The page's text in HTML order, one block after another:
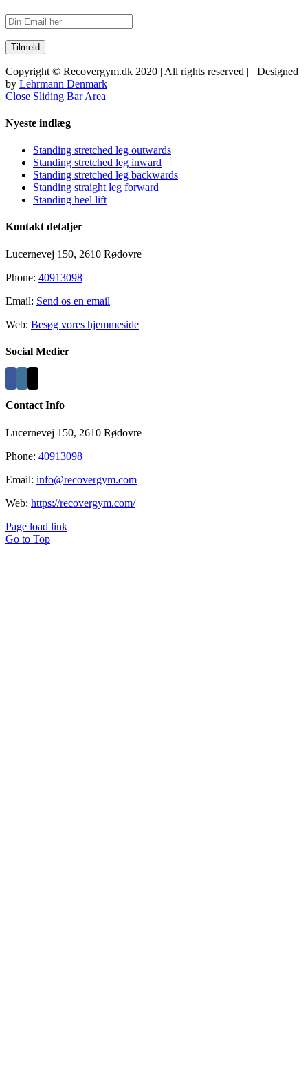
Copyright © Recovergym.dk 2020 | All rights reserved | Designed
by Lehrmann Denmark
Close Sliding Bar Area
Nyeste indlæg
Standing stretched leg outwards
Standing stretched leg inward
Standing stretched leg backwards
Standing straight leg forward
Standing heel lift
Kontakt detaljer
Lucernevej 150, 2610 Rødovre
Phone: 40913098
Email: Send os en email
Web: Besøg vores hjemmeside
Social Medier
Contact Info
Lucernevej 150, 2610 Rødovre
Phone: 40913098
Email: info@recovergym.com
Web: https://recovergym.com/
Page load link
Go to Top